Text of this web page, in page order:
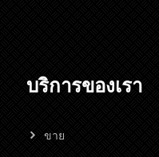
บริการของเรา
ขาย